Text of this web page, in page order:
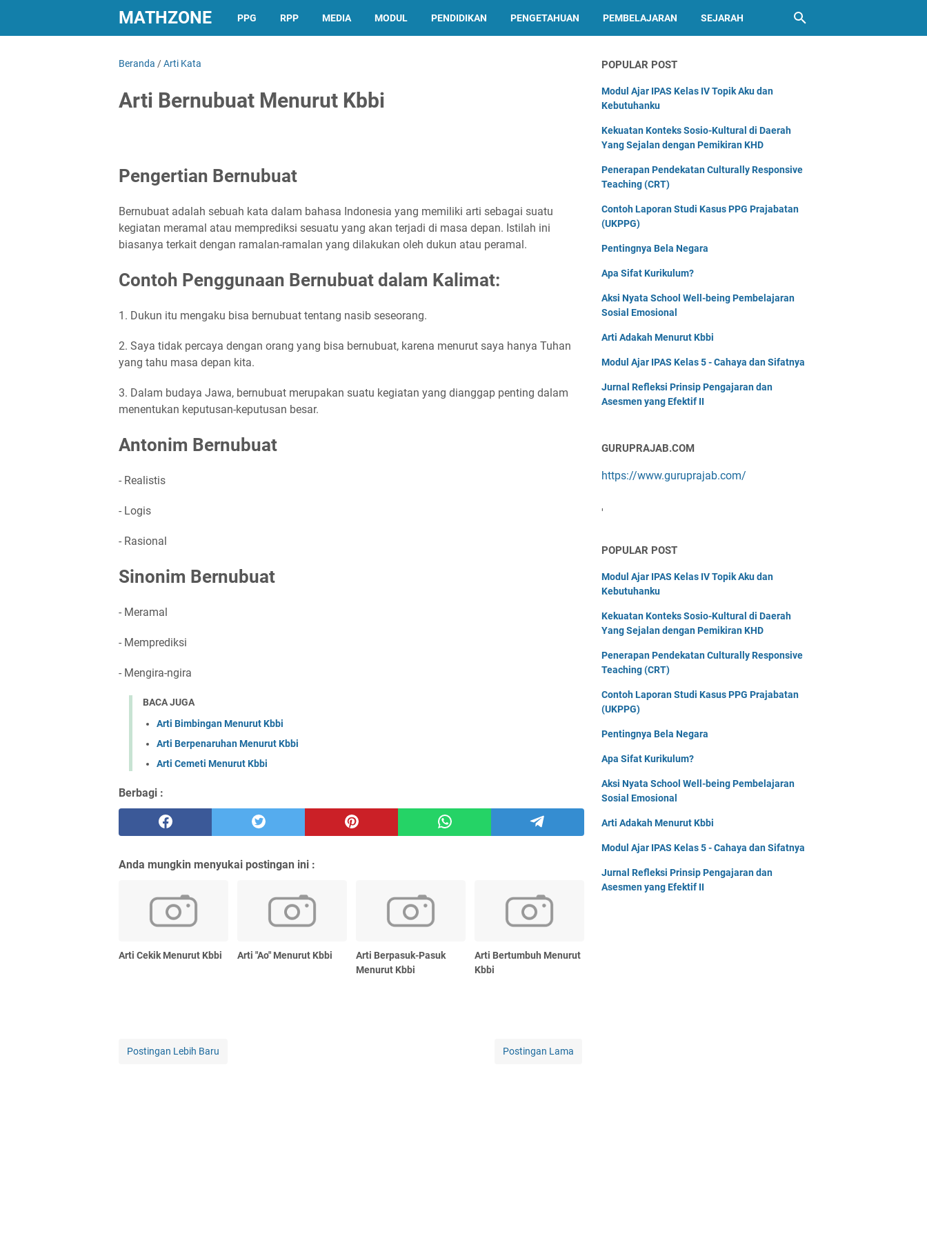
MATHZONE PPG RPP MEDIA MODUL PENDIDIKAN PENGETAHUAN PEMBELAJARAN SEJARAH
Beranda /Arti Kata
Arti Bernubuat Menurut Kbbi
Pengertian Bernubuat
Bernubuat adalah sebuah kata dalam bahasa Indonesia yang memiliki arti sebagai suatu
kegiatan meramal atau memprediksi sesuatu yang akan terjadi di masa depan. Istilah ini
biasanya terkait dengan ramalan-ramalan yang dilakukan oleh dukun atau peramal.
Contoh Penggunaan Bernubuat dalam Kalimat:
1. Dukun itu mengaku bisa bernubuat tentang nasib seseorang.
2. Saya tidak percaya dengan orang yang bisa bernubuat, karena menurut saya hanya Tuhan
yang tahu masa depan kita.
3. Dalam budaya Jawa, bernubuat merupakan suatu kegiatan yang dianggap penting dalam
menentukan keputusan-keputusan besar.
Antonim Bernubuat
- Realistis
- Logis
- Rasional
Sinonim Bernubuat
- Meramal
- Memprediksi
- Mengira-ngira
BACA JUGA
Arti Bimbingan Menurut Kbbi
Arti Berpenaruhan Menurut Kbbi
Arti Cemeti Menurut Kbbi
Berbagi :
Anda mungkin menyukai postingan ini :
Arti Cekik Menurut Kbbi Arti "Ao" Menurut Kbbi
Arti Berpasuk-Pasuk
Menurut Kbbi
Arti Bertumbuh Menurut
Kbbi
Postingan Lebih Baru Postingan Lama
POPULAR POST
Modul Ajar IPAS Kelas IV Topik Aku dan
Kebutuhanku
Kekuatan Konteks Sosio-Kultural di Daerah
Yang Sejalan dengan Pemikiran KHD
Penerapan Pendekatan Culturally Responsive
Teaching (CRT)
Contoh Laporan Studi Kasus PPG Prajabatan
(UKPPG)
Pentingnya Bela Negara
Apa Sifat Kurikulum?
Aksi Nyata School Well-being Pembelajaran
Sosial Emosional
Arti Adakah Menurut Kbbi
Modul Ajar IPAS Kelas 5 - Cahaya dan Sifatnya
Jurnal Refleksi Prinsip Pengajaran dan
Asesmen yang Efektif II
GURUPRAJAB.COM
https://www.guruprajab.com/
'
POPULAR POST
Modul Ajar IPAS Kelas IV Topik Aku dan
Kebutuhanku
Kekuatan Konteks Sosio-Kultural di Daerah
Yang Sejalan dengan Pemikiran KHD
Penerapan Pendekatan Culturally Responsive
Teaching (CRT)
Contoh Laporan Studi Kasus PPG Prajabatan
(UKPPG)
Pentingnya Bela Negara
Apa Sifat Kurikulum?
Aksi Nyata School Well-being Pembelajaran
Sosial Emosional
Arti Adakah Menurut Kbbi
Modul Ajar IPAS Kelas 5 - Cahaya dan Sifatnya
Jurnal Refleksi Prinsip Pengajaran dan
Asesmen yang Efektif II